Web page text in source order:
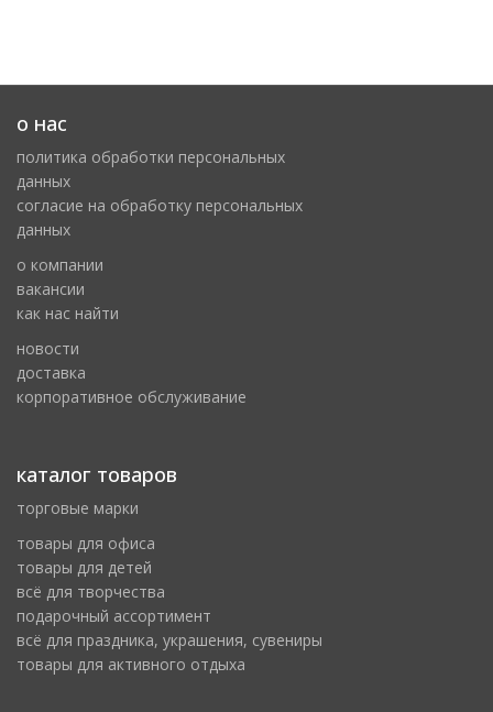
о нас
политика обработки персональных
данных
cогласие на обработку персональных
данных
о компании
вакансии
как нас найти
новости
доставка
корпоративное обслуживание
каталог товаров
торговые марки
товары для офиса
товары для детей
всё для творчества
подарочный ассортимент
всё для праздника, украшения, сувениры
товары для активного отдыха